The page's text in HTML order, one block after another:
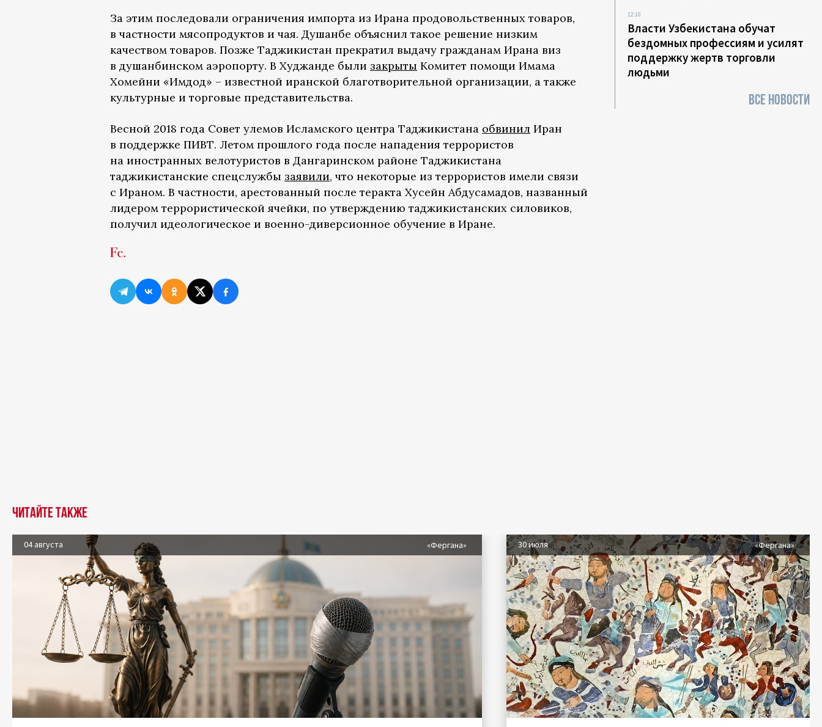
За этим последовали ограничения импорта из Ирана продовольственных товаров,
в частности мясопродуктов и чая. Душанбе объяснил такое решение низким
качеством товаров. Позже Таджикистан прекратил выдачу гражданам Ирана виз
в душанбинском аэропорту. В Худжанде были закрыты Комитет помощи Имама
Хомейни «Имдод» – известной иранской благотворительной организации, а также
культурные и торговые представительства.
Весной 2018 года Совет улемов Исламского центра Таджикистана обвинил Иран
в поддержке ПИВТ. Летом прошлого года после нападения террористов
на иностранных велотуристов в Дангаринском районе Таджикистана
таджикистанские спецслужбы заявили, что некоторые из террористов имели связи
с Ираном. В частности, арестованный после теракта Хусейн Абдусамадов, названный
лидером террористической ячейки, по утверждению таджикистанских силовиков,
получил идеологическое и военно-диверсионное обучение в Иране.
12:10
Власти Узбекистана обучат
бездомных профессиям и усилят
поддержку жертв торговли
людьми
ВСЕ НОВОСТИ
Читайте также
04 августа «Фергана» 30 июля «Фергана»